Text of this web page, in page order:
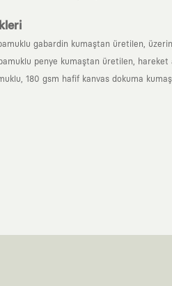
pamuklu gabardin kumaştan üretilen,
penye kumaştan üretilen, hareket
180 gsm hafif kanvas dokuma